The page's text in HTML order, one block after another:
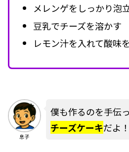
メレンゲをしっかり泡
豆乳でチーズを溶かす
レモン汁を入れて酸味を
息子
僕も作るのを手伝
チーズケーキだよ！